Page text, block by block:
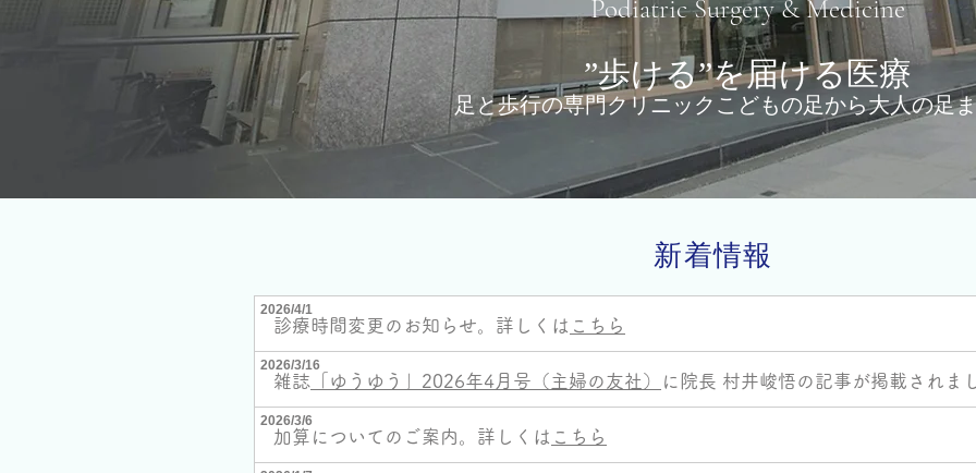
Podiatric Surgery & Medicine
​”歩ける”を届ける医療
足と歩行の専門クリニックこどもの足から大人の足
2026/4/1
診療時間変更のお知らせ。詳しくは こちら
2026/3/16
雑誌 「ゆうゆう」2026年4月号（主婦の友社） に院長 村井峻悟の記事が掲載されま
2026/3/6
加算についてのご案内。詳しくは こちら
新着情報